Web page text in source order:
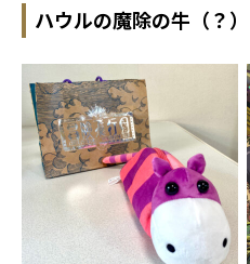
ハウルの魔除の牛（？）